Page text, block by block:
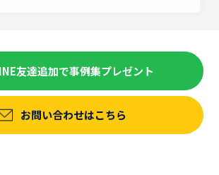
友達追加で事例集プレゼント
お問い合わせはこちら